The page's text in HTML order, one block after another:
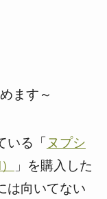
ます～
いる「 ヌプシ
」を購入した
は向いてない